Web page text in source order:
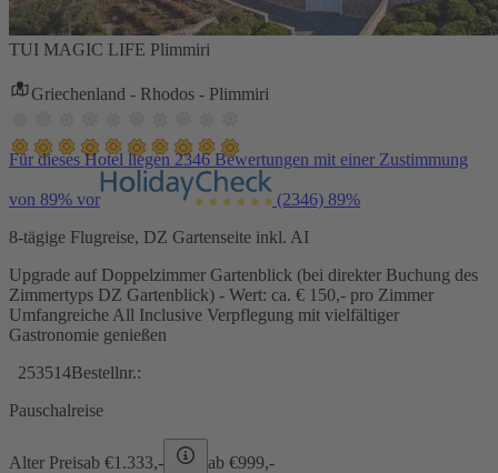
TUI MAGIC LIFE Plimmiri
Griechenland - Rhodos - Plimmiri
Für dieses Hotel liegen 2346 Bewertungen mit einer Zustimmung
von 89% vor (2346) 89%
8-tägige Flugreise, DZ Gartenseite inkl. AI
Upgrade auf Doppelzimmer Gartenblick (bei direkter Buchung des
Zimmertyps DZ Gartenblick) - Wert: ca. € 150,- pro Zimmer
Umfangreiche All Inclusive Verpflegung mit vielfältiger
Gastronomie genießen
253514Bestellnr.:
Pauschalreise
Alter Preisab €1.333,- ab €999,-